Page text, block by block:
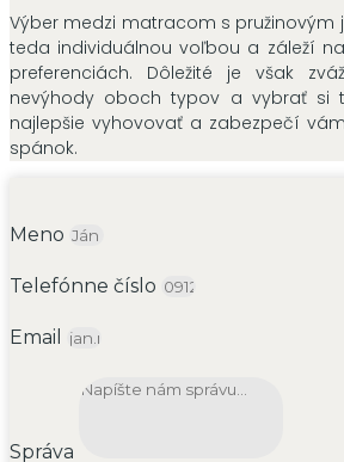
Výber medzi matracom s pružinovým
teda individuálnou voľbou a záleží
preferenciách. Dôležité je však
nevýhody oboch typov a vybrať si
najlepšie vyhovovať a zabezpečí
spánok.
Meno
Telefónne číslo
Email
Správa